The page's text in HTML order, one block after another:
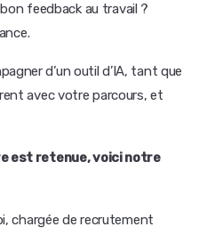
feedback au travail ?
d’un outil d’IA, tant que
avec votre parcours, et
est retenue, voici notre
chargée de recrutement